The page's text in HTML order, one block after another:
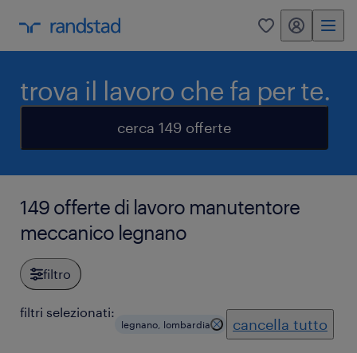
0 my randstad
trova il lavoro che fa per te.
cerca 149 offerte
149 offerte di lavoro manutentore
meccanico legnano
filtro
filtri selezionati:
legnano, lombardia cancella tutto